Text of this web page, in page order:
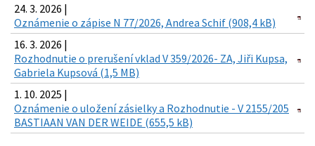
24. 3. 2026 |
Oznámenie o zápise N 77/2026, Andrea Schif (908,4 kB)
16. 3. 2026 |
Rozhodnutie o prerušení vklad V 359/2026- ZA, Jiři Kupsa,
Gabriela Kupsová (1,5 MB)
1. 10. 2025 |
Oznámenie o uložení zásielky a Rozhodnutie - V 2155/205
BASTIAAN VAN DER WEIDE (655,5 kB)